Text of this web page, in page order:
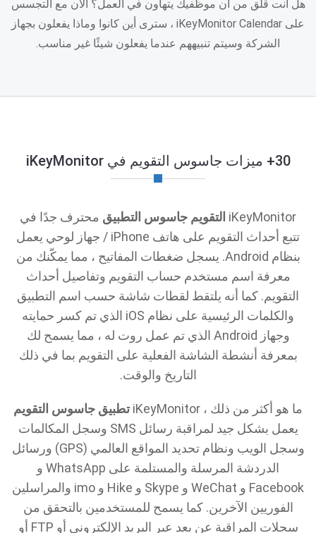
هل أنت قلق من أن موظفيك يتهاون في العمل؟ الآن مع التجسس
على iKeyMonitor Calendar ، سترى أين كانوا وماذا يفعلون بجهاز
الشركة وسيتم تنبيههم عندما يفعلون شيئًا غير مناسب.
30+ ميزات جاسوس التقويم في iKeyMonitor
iKeyMonitor التقويم جاسوس التطبيق محترف جدًا في
تتبع أحداث التقويم على هاتف iPhone / جهاز لوحي يعمل
بنظام Android. يسجل ضغطات المفاتيح ، مما يمكّنك من
معرفة اسم مستخدم حساب التقويم وتفاصيل أحداث
التقويم. كما أنه يلتقط لقطات شاشة حسب اسم التطبيق
والكلمات الرئيسية على نظام iOS الذي تم كسر حمايته
وجهاز Android الذي تم عمل روت له ، مما يسمح لك
بمعرفة أنشطة الشاشة الفعلية على التقويم بما في ذلك
التاريخ والوقت.
ما هو أكثر من ذلك ، iKeyMonitor
تطبيق جاسوس التقويم
يعمل بشكل جيد لمراقبة رسائل SMS وسجل المكالمات
وسجل الويب ونظام تحديد المواقع العالمي (GPS) ورسائل
الدردشة المرسلة والمستلمة على WhatsApp و
Facebook و WeChat و Skype و Hike و imo والمراسلين
الفوريين الآخرين. كما يسمح للمستخدمين بالتحقق من
سجلات المراقبة عن بعد عبر البريد الإلكتروني أو FTP أو